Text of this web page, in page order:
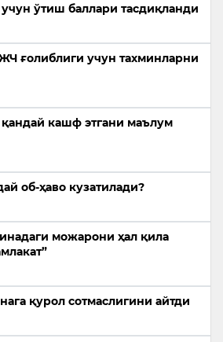
ўтиш баллари тасдиқланди
ғолиблиги учун тахминларни
кашф этгани маълум
об-ҳаво кузатилади?
можарони ҳал қила
қурол сотмаслигини айтди